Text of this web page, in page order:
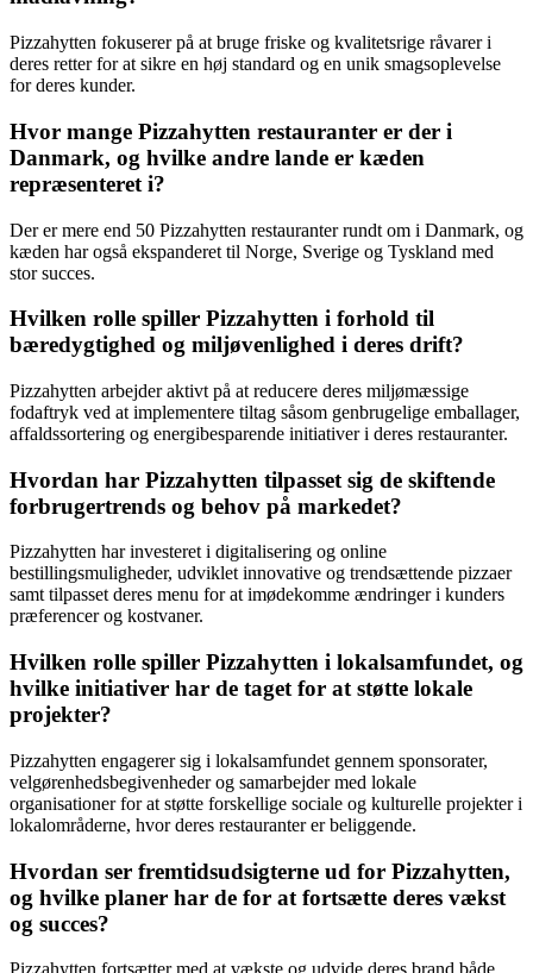
Pizzahytten fokuserer på at bruge friske og kvalitetsrige råvarer i
deres retter for at sikre en høj standard og en unik smagsoplevelse
for deres kunder.
Hvor mange Pizzahytten restauranter er der i
Danmark, og hvilke andre lande er kæden
repræsenteret i?
Der er mere end 50 Pizzahytten restauranter rundt om i Danmark, og
kæden har også ekspanderet til Norge, Sverige og Tyskland med
stor succes.
Hvilken rolle spiller Pizzahytten i forhold til
bæredygtighed og miljøvenlighed i deres drift?
Pizzahytten arbejder aktivt på at reducere deres miljømæssige
fodaftryk ved at implementere tiltag såsom genbrugelige emballager,
affaldssortering og energibesparende initiativer i deres restauranter.
Hvordan har Pizzahytten tilpasset sig de skiftende
forbrugertrends og behov på markedet?
Pizzahytten har investeret i digitalisering og online
bestillingsmuligheder, udviklet innovative og trendsættende pizzaer
samt tilpasset deres menu for at imødekomme ændringer i kunders
præferencer og kostvaner.
Hvilken rolle spiller Pizzahytten i lokalsamfundet, og
hvilke initiativer har de taget for at støtte lokale
projekter?
Pizzahytten engagerer sig i lokalsamfundet gennem sponsorater,
velgørenhedsbegivenheder og samarbejder med lokale
organisationer for at støtte forskellige sociale og kulturelle projekter i
lokalområderne, hvor deres restauranter er beliggende.
Hvordan ser fremtidsudsigterne ud for Pizzahytten,
og hvilke planer har de for at fortsætte deres vækst
og succes?